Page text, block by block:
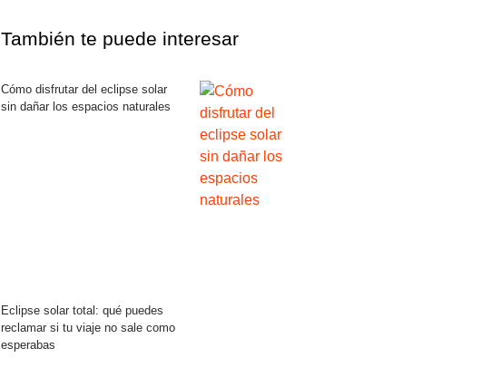
También te puede interesar
Cómo disfrutar del eclipse solar
sin dañar los espacios naturales
Eclipse solar total: qué puedes
reclamar si tu viaje no sale como
esperabas